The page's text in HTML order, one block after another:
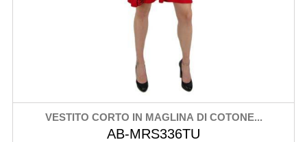
VESTITO CORTO IN MAGLINA DI COTONE...
AB-MRS336TU